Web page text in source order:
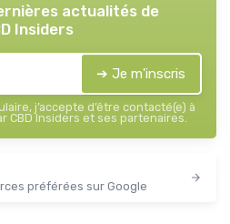
actualités de
Insiders
➔ Je m'inscris
j’accepte d’être contacté(e) à
CBD Insiders et ses partenaires.
préférées sur Google